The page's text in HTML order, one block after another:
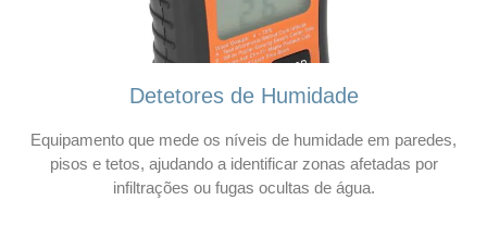
Detetores de Humidade
Equipamento que mede os níveis de humidade em paredes,
pisos e tetos, ajudando a identificar zonas afetadas por
infiltrações ou fugas ocultas de água.